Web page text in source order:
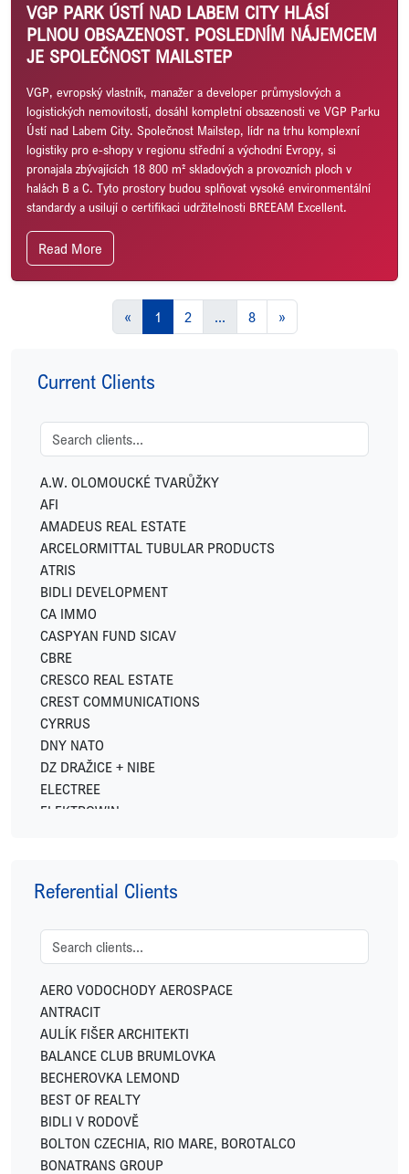
VGP PARK ÚSTÍ NAD LABEM CITY HLÁSÍ
PLNOU OBSAZENOST. POSLEDNÍM NÁJEMCEM
JE SPOLEČNOST MAILSTEP
VGP, evropský vlastník, manažer a developer průmyslových a
logistických nemovitostí, dosáhl kompletní obsazenosti ve VGP Parku
Ústí nad Labem City. Společnost Mailstep, lídr na trhu komplexní
logistiky pro e-shopy v regionu střední a východní Evropy, si
pronajala zbývajících 18 800 m² skladových a provozních ploch v
halách B a C. Tyto prostory budou splňovat vysoké environmentální
standardy a usilují o certifikaci udržitelnosti BREEAM Excellent.
Read More
« 1 2 ... 8 »
Current Clients
A.W. OLOMOUCKÉ TVARŮŽKY
AFI
AMADEUS REAL ESTATE
ARCELORMITTAL TUBULAR PRODUCTS
ATRIS
BIDLI DEVELOPMENT
CA IMMO
CASPYAN FUND SICAV
CBRE
CRESCO REAL ESTATE
CREST COMMUNICATIONS
CYRRUS
DNY NATO
DZ DRAŽICE + NIBE
ELECTREE
ELEKTROWIN
FIDELITY INTERNATIONAL
FUTTEC
GEMO
GEOSAN DEVELOPMENT
GREENBUDDIES
HOME CREDIT
HSF SYSTEM
HUISMAN
IKONIX
IN CATERING
INVESCO
JC-Metal
Referential Clients
AERO VODOCHODY AEROSPACE
ANTRACIT
AULÍK FIŠER ARCHITEKTI
BALANCE CLUB BRUMLOVKA
BECHEROVKA LEMOND
BEST OF REALTY
BIDLI V RODOVĚ
BOLTON CZECHIA, RIO MARE, BOROTALCO
BONATRANS GROUP